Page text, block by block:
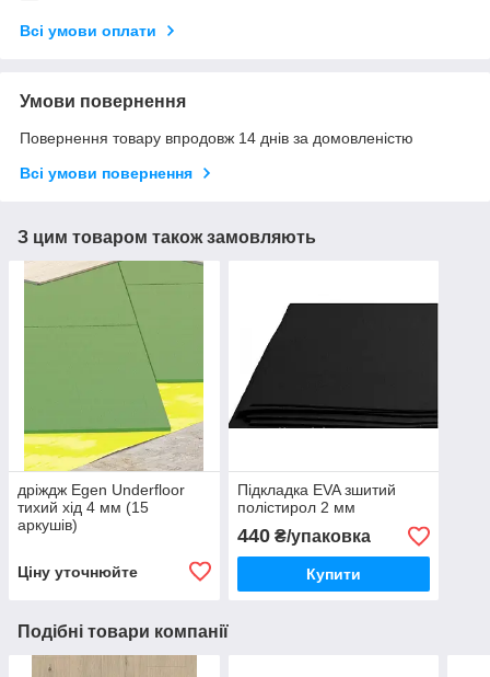
Всі умови оплати
Умови повернення
Повернення товару впродовж 14 днів за домовленістю
Всі умови повернення
З цим товаром також замовляють
дріждж Egen Underfloor
тихий хід 4 мм (15
аркушів)
Ціну уточнюйте
Підкладка EVA зшитий
полістирол 2 мм
440₴/упаковка
Купити
Подібні товари компанії